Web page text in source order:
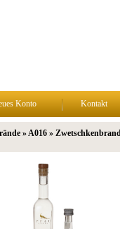
Konto Kontakt
» A016 »